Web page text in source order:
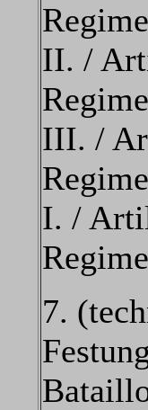
II. /
III. /
I. /
7.